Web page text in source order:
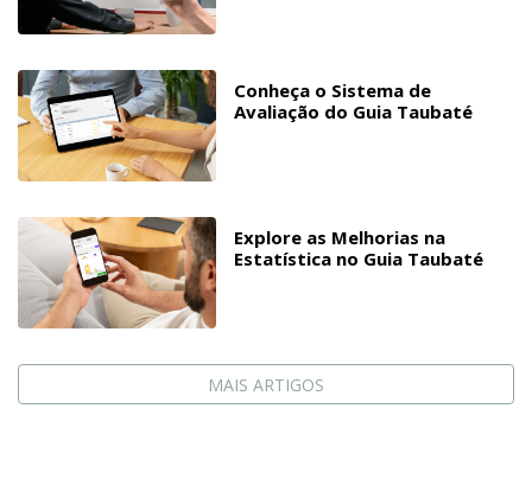
Conheça o Sistema de
Avaliação do Guia Taubaté
Explore as Melhorias na
Estatística no Guia Taubaté
MAIS ARTIGOS